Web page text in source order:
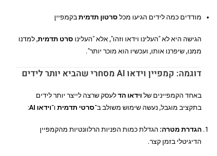
מודדים כמה לידים הגיעו מכל סרטון תדמיתבקמפיין
הגישה היא לא "העלינו וידאו וזהו", אלא "העלינו סרט תדמית, למדנו
ממנו, שיפרנו אותו, ועכשיו הוא מוכר יותר".
דוגמה: קמפיין וידאו AI מסחרי שהביא יותר לידים
באחד הקמפיינים של וידאו הדלעסק שרצה לייצר יותר לידים
בתקציב מוגבל, נעשה שימוש משולב ב־סרטי תדמית ו־וידאו AI :
הגדרת מטרה: הגדלת כמות הפניות הרלוונטיות מהקמפיין
הדיגיטלי בזמן קצר.